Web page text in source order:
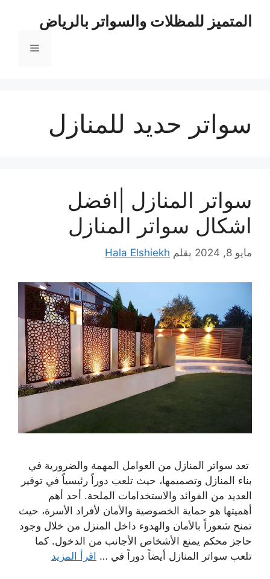
المتميز للمظلات والسواتر بالرياض
القائمة
سواتر حديد للمنازل
سواتر المنازل |افضل
اشكال سواتر المنازل
مايو 8, 2024 بقلم Hala Elshiekh
تعد سواتر المنازل من العوامل المهمة والضرورية في
بناء المنازل وتصميمها، حيث تلعب دوراً رئيسياً في توفير
العديد من الفوائد والاستخدامات الملحة. أحد أهم
أهميتها هو حماية الخصوصية والأمان لأفراد الأسرة، حيث
تمنح شعوراً بالأمان والهدوء داخل المنزل من خلال وجود
حاجز محكم يمنع الأشخاص الأجانب من الدخول. كما
تلعب سواتر المنازل أيضاً دوراً في … اقرأ المزيد